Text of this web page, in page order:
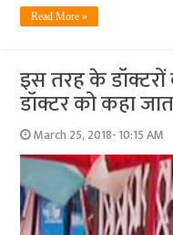
Read More »
इस तरह के
डॉक्टर को कहा
March 25, 2018- 10:15 AM